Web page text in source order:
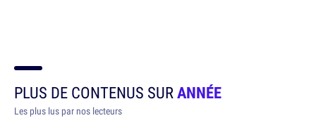
PLUS DE CONTENUS SURANNÉE
Les plus lus par nos lecteurs